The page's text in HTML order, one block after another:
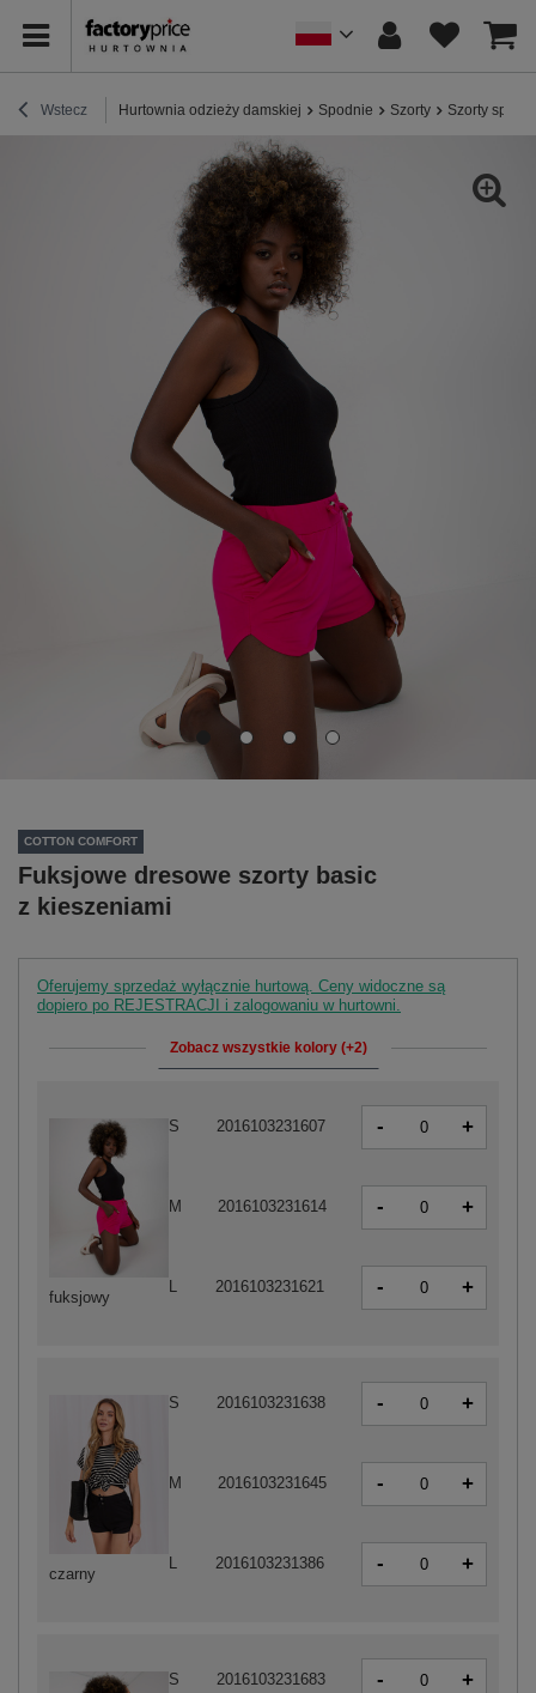
Wstecz Hurtownia odzieży damskiej Spodnie Szorty Szorty
COTTON COMFORT
Fuksjowe dresowe szorty basic
z kieszeniami
Oferujemy sprzedaż wyłącznie hurtową. Ceny widoczne są
dopiero po REJESTRACJI i zalogowaniu w hurtowni.
Zobacz wszystkie kolory (+2)
czarny
S 2016103231638 - +
M 2016103231645 - +
L 2016103231386 - +
S 2016103231683 - +
fuksjowy
S 2016103231607 - +
M 2016103231614 - +
L 2016103231621 - +